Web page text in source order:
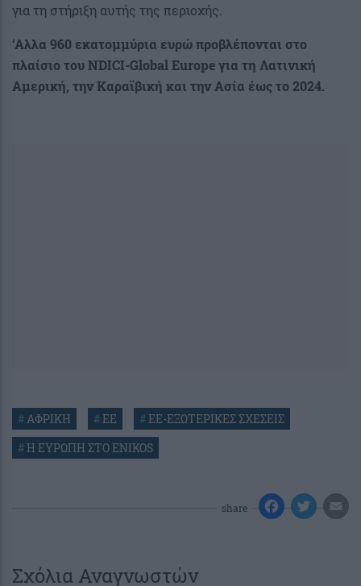
για τη στήριξη αυτής της περιοχής.
‘Αλλα 960 εκατομμύρια ευρώ προβλέπονται στο
πλαίσιο του NDICI-Global Europe για τη Λατινική
Αμερική, την Καραϊβική και την Ασία έως το 2024.
# ΑΦΡΙΚΗ #ΕΕ #ΕΕ-ΕΞΩΤΕΡΙΚΕΣ ΣΧΕΣΕΙΣ
#Η ΕΥΡΩΠΗ ΣΤΟ ENIKOS
share
Σχόλια Αναγνωστών